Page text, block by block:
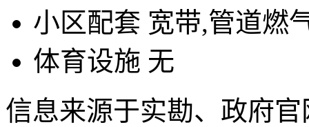
小区配套 宽带,管道燃
体育设施 无
信息来源于实勘、政府